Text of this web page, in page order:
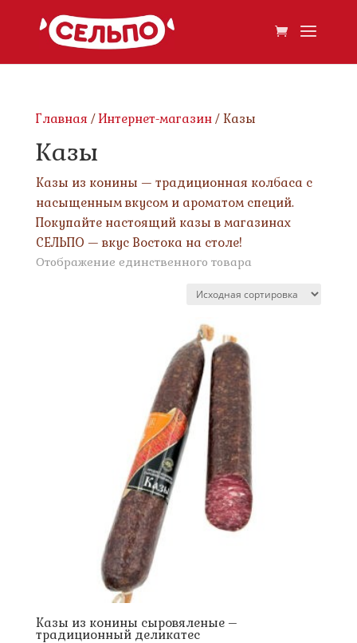
Главная /Интернет-магазин/ Казы
Казы
Казы из конины — традиционная колбаса с
насыщенным вкусом и ароматом специй.
Покупайте настоящий казы в магазинах
СЕЛЬПО — вкус Востока на столе!
Отображение единственного товара
Казы из конины сыровяленые –
традиционный деликатес